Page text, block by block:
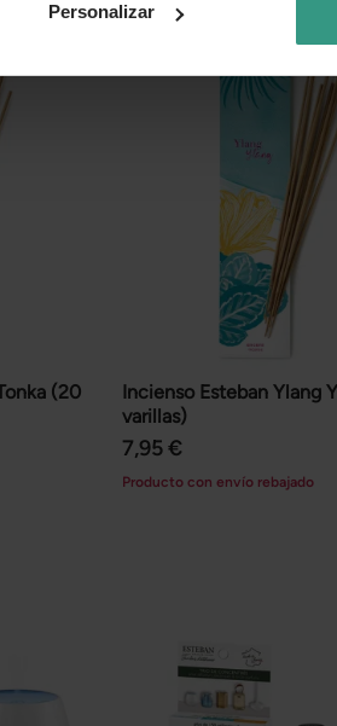
Personalizar
(20
Incienso Esteban Ylang
varillas)
7,95 €
Producto con envío rebajado